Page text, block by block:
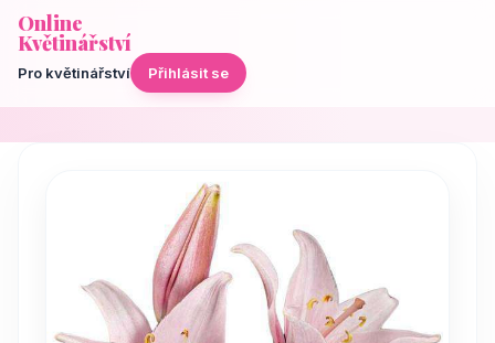
Online
Květinářství
Pro květinářství Přihlásit se